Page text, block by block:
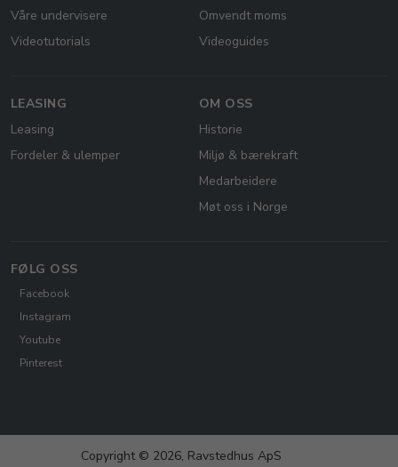
Våre undervisere
Videotutorials
Omvendt moms
Videoguides
LEASING
Leasing
Fordeler & ulemper
OM OSS
Historie
Miljø & bærekraft
Medarbeidere
Møt oss i Norge
FØLG OSS
Facebook
Instagram
Youtube
Pinterest
Copyright © 2026, Ravstedhus ApS